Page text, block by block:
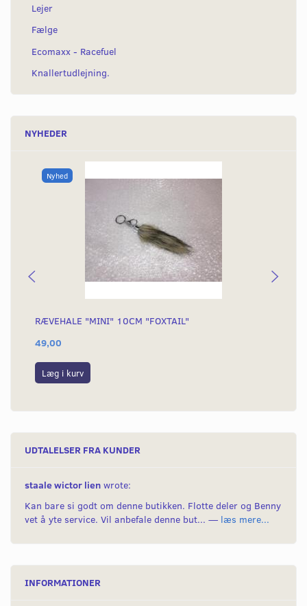
Lejer
Fælge
Ecomaxx - Racefuel
Knallertudlejning.
NYHEDER
Nyhed
RÆVEHALE "MINI" 10CM "FOXTAIL"
49,00
Læg i kurv
UDTALELSER FRA KUNDER
staale wictor lien wrote:
Kan bare si godt om denne butikken. Flotte deler og Benny
vet å yte service. Vil anbefale denne but... — læs mere...
INFORMATIONER